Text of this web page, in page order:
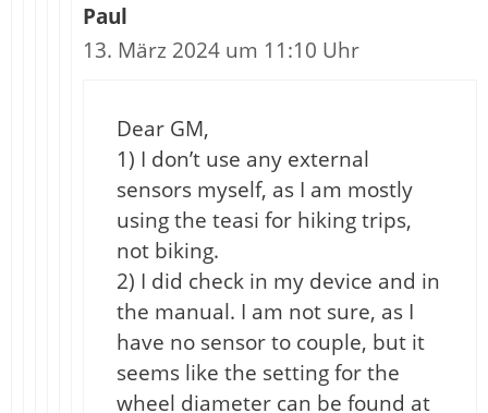
Paul
13. März 2024 um 11:10 Uhr
Dear GM,
1) I don’t use any external
sensors myself, as I am mostly
using the teasi for hiking trips,
not biking.
2) I did check in my device and in
the manual. I am not sure, as I
have no sensor to couple, but it
seems like the setting for the
wheel diameter can be found at